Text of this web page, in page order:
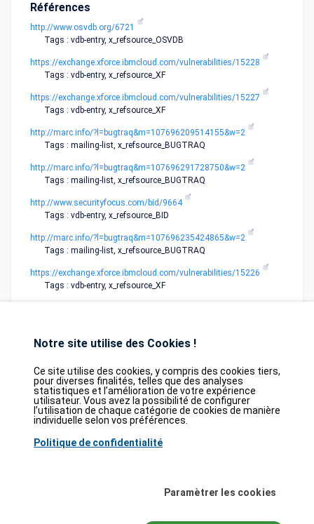
Références
http://www.osvdb.org/6721
Tags : vdb-entry, x_refsource_OSVDB
https://exchange.xforce.ibmcloud.com/vulnerabilities/15228
Tags : vdb-entry, x_refsource_XF
https://exchange.xforce.ibmcloud.com/vulnerabilities/15227
Tags : vdb-entry, x_refsource_XF
http://marc.info/?l=bugtraq&m=107696209514155&w=2
Tags : mailing-list, x_refsource_BUGTRAQ
http://marc.info/?l=bugtraq&m=107696291728750&w=2
Tags : mailing-list, x_refsource_BUGTRAQ
http://www.securityfocus.com/bid/9664
Tags : vdb-entry, x_refsource_BID
http://marc.info/?l=bugtraq&m=107696235424865&w=2
Tags : mailing-list, x_refsource_BUGTRAQ
https://exchange.xforce.ibmcloud.com/vulnerabilities/15226
Tags : vdb-entry, x_refsource_XF
tesweb SA
Database
Partners
GDPR Contact Purchase
des vulnérabilités activement exploitées (KEV) provient de laCybersecurity
. Enfin, les données relatives aux faiblesses logicielles
Notre site utilise des Cookies !
Ce site utilise des cookies, y compris des cookies tiers,
pour diverses finalités, telles que des analyses
statistiques et l’amélioration de votre expérience
utilisateur. Vous avez la possibilité de configurer
l’utilisation de chaque catégorie de cookies de manière
individuelle selon vos préférences.
Politique de confidentialité
Paramètrer les cookies